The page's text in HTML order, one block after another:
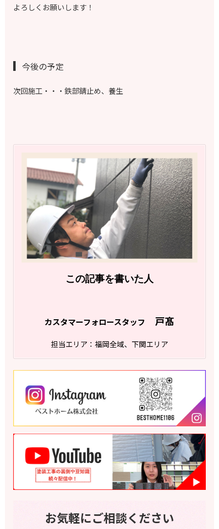
よろしくお願いします！
今後の予定
次回施工・・・鉄部錆止め、養生
この記事を書いた人
カスタマーフォロースタッフ 戸髙
担当エリア：福岡全域、下関エリア
お気軽にご相談ください